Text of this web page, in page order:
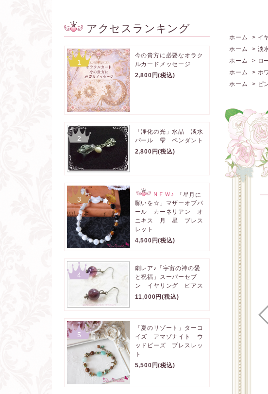
アクセスランキング
1
今の貴方に必要なオラク
ルカードメッセージ
2,800円(税込)
2
「浄化の光」水晶 淡水
パール 雫 ペンダント
2,800円(税込)
3
ＮＥＷ♪
「星月に
願いを☆」マザーオブパ
ール カーネリアン オ
ニキス 月 星 ブレス
レット
4,500円(税込)
4
劇レア♪「宇宙の神の愛
と祝福」スーパーセブ
ン イヤリング ピアス
11,000円(税込)
5
「夏のリゾート」ターコ
イズ アマゾナイト ウ
ッドビーズ ブレスレッ
ト
5,500円(税込)
ホーム > イ
ホーム
> 淡
ホーム
> ロ
ホーム
> ホ
ホーム
> ピ